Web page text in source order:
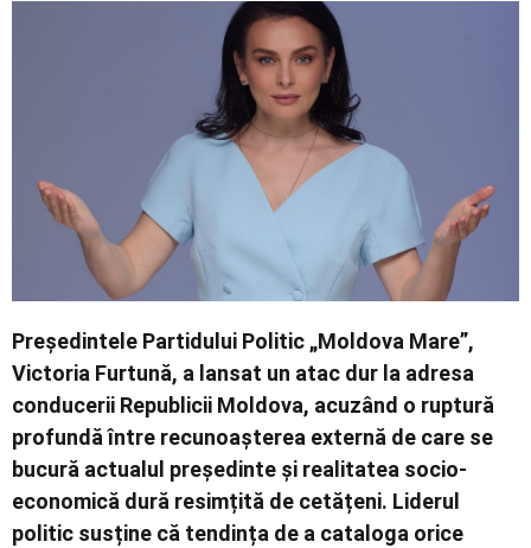
Președintele Partidului Politic „Moldova Mare”,
Victoria Furtună, a lansat un atac dur la adresa
conducerii Republicii Moldova, acuzând o ruptură
profundă între recunoașterea externă de care se
bucură actualul președinte și realitatea socio-
economică dură resimțită de cetățeni. Liderul
politic susține că tendința de a cataloga orice